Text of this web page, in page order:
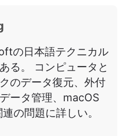
の日本語テクニカル
る。 コンピュータと
のデータ復元、外付
ータ管理、macOS
の問題に詳しい。